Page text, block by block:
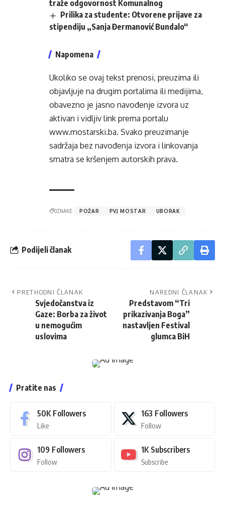
traže odgovornost Komunalnog
Prilika za studente: Otvorene prijave za
stipendiju „Sanja Đermanović Bundalo“
Napomena
Ukoliko se ovaj tekst prenosi, preuzima ili
objavljuje na drugim portalima ili medijima,
obavezno je jasno navođenje izvora uz
aktivan i vidljiv link prema portalu
www.mostarski.ba. Svako preuzimanje
sadržaja bez navođenja izvora i linkovanja
smatra se kršenjem autorskih prava.
OZNAKE: POŽAR PVJ MOSTAR UBORAK
Podijeli članak
PRETHODNI ČLANAK
Svjedočanstva iz
Gaze: Borba za život
u nemogućim
uslovima
NAREDNI ČLANAK
Predstavom “Tri
prikazivanja Boga”
nastavljen Festival
glumca BiH
Pratite nas
50K Followers
Like
163 Followers
Follow
109 Followers
Follow
1K Subscribers
Subscribe